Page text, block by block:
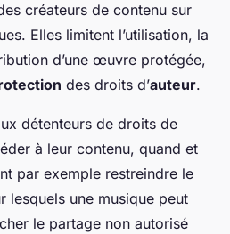
créateurs de contenu sur
Elles limitent l’utilisation, la
d’une œuvre protégée,
des droits d’auteur.
détenteurs de droits de
à leur contenu, quand et
par exemple restreindre le
lesquels une musique peut
le partage non autorisé